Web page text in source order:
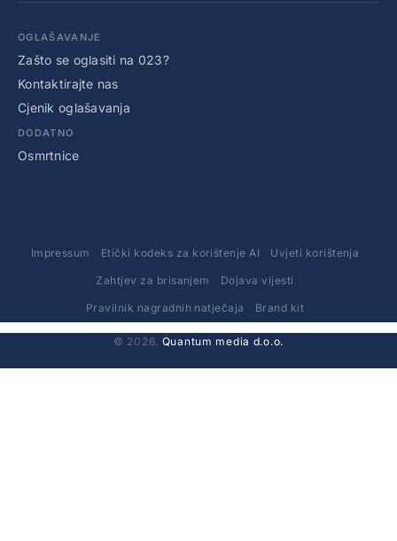
OGLAŠAVANJE
Zašto se oglasiti na 023?
Kontaktirajte nas
Cjenik oglašavanja
DODATNO
Osmrtnice
Impressum Etički kodeks za korištenje AI Uvjeti korištenja
Zahtjev za brisanjem Dojava vijesti
Pravilnik nagradnih natječaja Brand kit
© 2026. Quantum media d.o.o.